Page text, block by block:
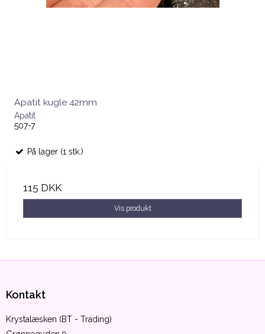
Apatit kugle 42mm
Apatit
507-7
På lager (1 stk.)
115 DKK
Vis produkt
Kontakt
Krystalæsken (BT - Trading)